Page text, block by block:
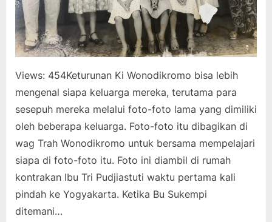
Views: 454Keturunan Ki Wonodikromo bisa lebih
mengenal siapa keluarga mereka, terutama para
sesepuh mereka melalui foto-foto lama yang dimiliki
oleh beberapa keluarga. Foto-foto itu dibagikan di
wag Trah Wonodikromo untuk bersama mempelajari
siapa di foto-foto itu. Foto ini diambil di rumah
kontrakan Ibu Tri Pudjiastuti waktu pertama kali
pindah ke Yogyakarta. Ketika Bu Sukempi
ditemani…